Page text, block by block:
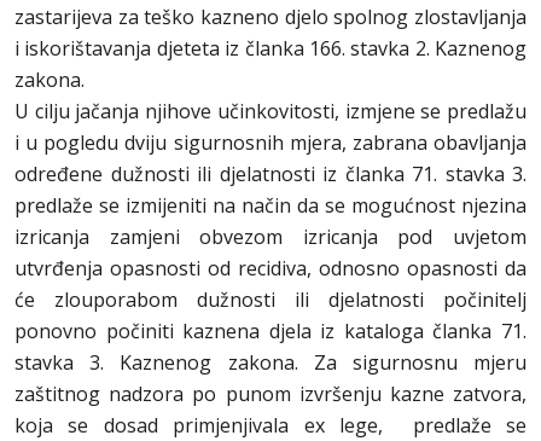
zastarijeva za teško kazneno djelo spolnog zlostavljanja
i iskorištavanja djeteta iz članka 166. stavka 2. Kaznenog
zakona.
U cilju jačanja njihove učinkovitosti, izmjene se predlažu
i u pogledu dviju sigurnosnih mjera, zabrana obavljanja
određene dužnosti ili djelatnosti iz članka 71. stavka 3.
predlaže se izmijeniti na način da se mogućnost njezina
izricanja zamjeni obvezom izricanja pod uvjetom
utvrđenja opasnosti od recidiva, odnosno opasnosti da
će zlouporabom dužnosti ili djelatnosti počinitelj
ponovno počiniti kaznena djela iz kataloga članka 71.
stavka 3. Kaznenog zakona. Za sigurnosnu mjeru
zaštitnog nadzora po punom izvršenju kazne zatvora,
koja se dosad primjenjivala ex lege, predlaže se